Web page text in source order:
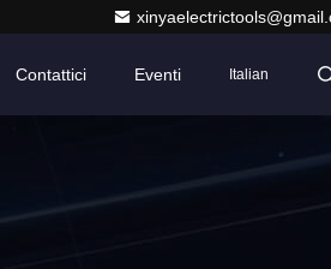
Contattici Eventi Italian